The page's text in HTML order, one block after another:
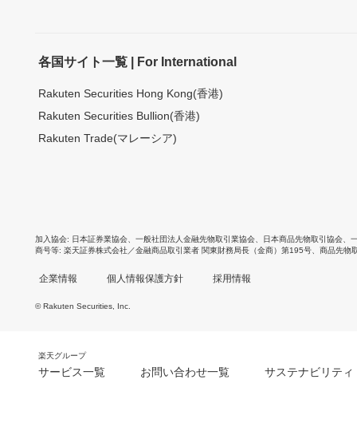
各国サイト一覧 | For International
Rakuten Securities Hong Kong(香港)
Rakuten Securities Bullion(香港)
Rakuten Trade(マレーシア)
加入協会 日本証券業協会 一般社団法人金融先物取引業協会 日本商品先物取引協会
商号等 楽天証券株式会社／金融商品取引業者 関東財務局長（金商）第195号、商品先物
企業情報 個人情報保護方針 採用情報
© Rakuten Securities, Inc.
楽天グループ
サービス一覧 お問い合わせ一覧 サステナビリティ